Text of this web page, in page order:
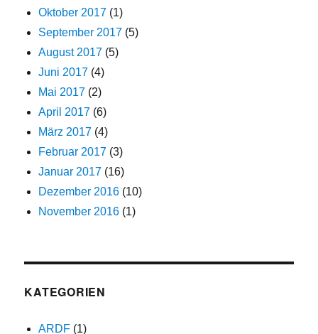
Oktober 2017 (1)
September 2017 (5)
August 2017 (5)
Juni 2017 (4)
Mai 2017 (2)
April 2017 (6)
März 2017 (4)
Februar 2017 (3)
Januar 2017 (16)
Dezember 2016 (10)
November 2016 (1)
KATEGORIEN
ARDF (1)